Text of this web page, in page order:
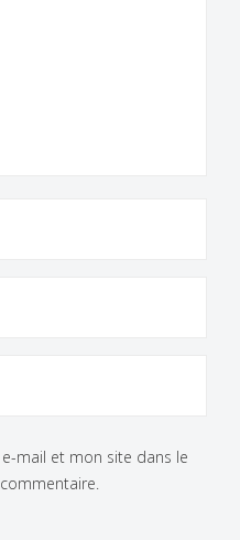
mail et mon site dans le